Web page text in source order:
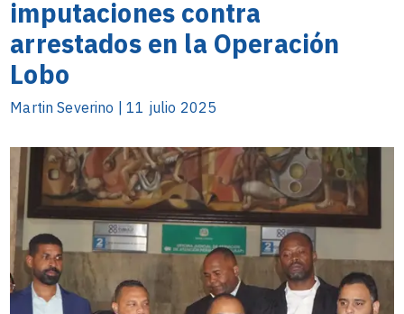
imputaciones contra
arrestados en la Operación
Lobo
Martin Severino | 11 julio 2025